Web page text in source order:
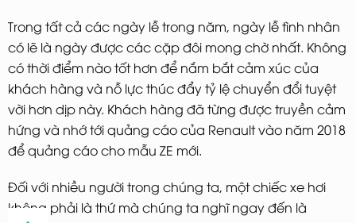
Trong tất cả các ngày lễ trong năm, ngày lễ tình nhân
có lẽ là ngày được các cặp đôi mong chờ nhất. Không
có thời điểm nào tốt hơn để nắm bắt cảm xúc của
khách hàng và nỗ lực thúc đẩy tỷ lệ chuyển đổi tuyệt
vời hơn dịp này. Khách hàng đã từng được truyền cảm
hứng và nhớ tới quảng cáo của Renault vào năm 2018
để quảng cáo cho mẫu ZE mới.
Đối với nhiều người trong chúng ta, một chiếc xe hơi
không phải là thứ mà chúng ta nghĩ ngay đến là